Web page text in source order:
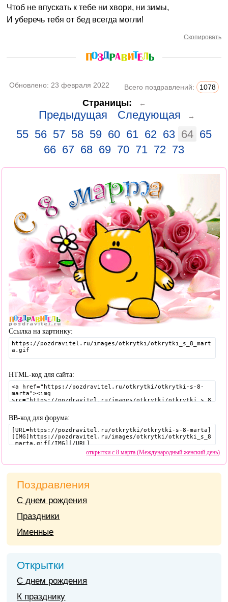
Чтоб не впускать к тебе ни хвори, ни зимы,
И уберечь тебя от бед всегда могли!
Скопировать
Обновлено: 23 февраля 2022 Всего поздравлений: 1078
Страницы: ←
Предыдущая Следующая →
55 56 57 58 59 60 61 62 63 64 65
66 67 68 69 70 71 72 73
Ссылка на картинку:
HTML-код для сайта:
BB-код для форума:
открытки с 8 марта (Международный женский день)
Поздравления
С днем рождения
Праздники
Именные
Открытки
С днем рождения
К празднику